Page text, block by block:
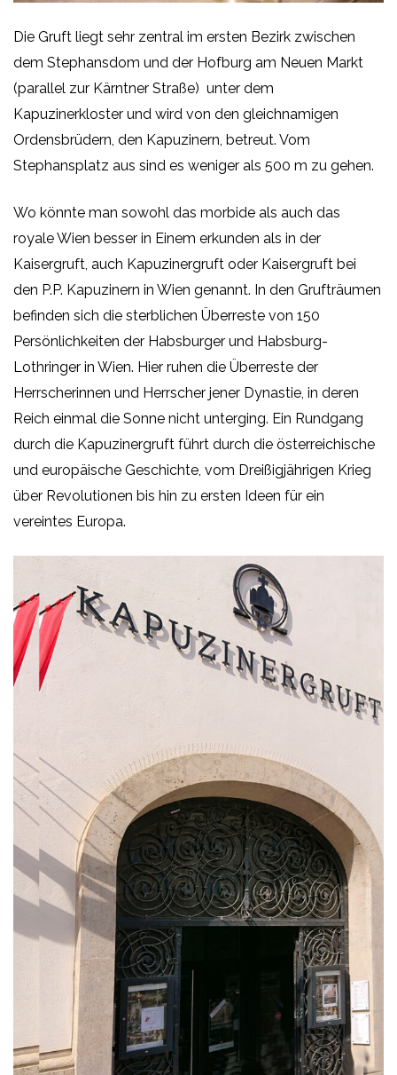
Die Gruft liegt sehr zentral im ersten Bezirk zwischen
dem Stephansdom und der Hofburg am Neuen Markt
(parallel zur Kärntner Straße) unter dem
Kapuzinerkloster und wird von den gleichnamigen
Ordensbrüdern, den Kapuzinern, betreut. Vom
Stephansplatz aus sind es weniger als 500 m zu gehen.
Wo könnte man sowohl das morbide als auch das
royale Wien besser in Einem erkunden als in der
Kaisergruft, auch Kapuzinergruft oder Kaisergruft bei
den P.P. Kapuzinern in Wien genannt. In den Grufträumen
befinden sich die sterblichen Überreste von 150
Persönlichkeiten der Habsburger und Habsburg-
Lothringer in Wien. Hier ruhen die Überreste der
Herrscherinnen und Herrscher jener Dynastie, in deren
Reich einmal die Sonne nicht unterging. Ein Rundgang
durch die Kapuzinergruft führt durch die österreichische
und europäische Geschichte, vom Dreißigjährigen Krieg
über Revolutionen bis hin zu ersten Ideen für ein
vereintes Europa.